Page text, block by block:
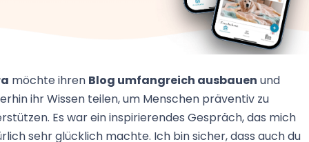
möchte ihren Blog umfangreich ausbauen und
ihr Wissen teilen, um Menschen präventiv zu
Es war ein inspirierendes Gespräch, das mich
sehr glücklich machte. Ich bin sicher, dass auch du